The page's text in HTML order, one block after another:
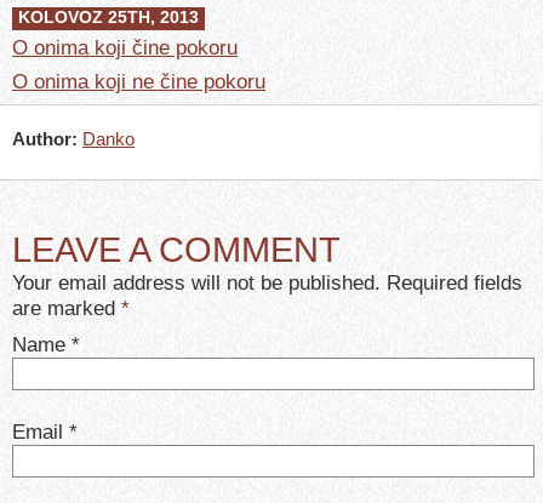
KOLOVOZ 25TH, 2013
O onima koji čine pokoru
O onima koji ne čine pokoru
Author: Danko
LEAVE A COMMENT
Your email address will not be published. Required fields
are marked *
Name *
Email *